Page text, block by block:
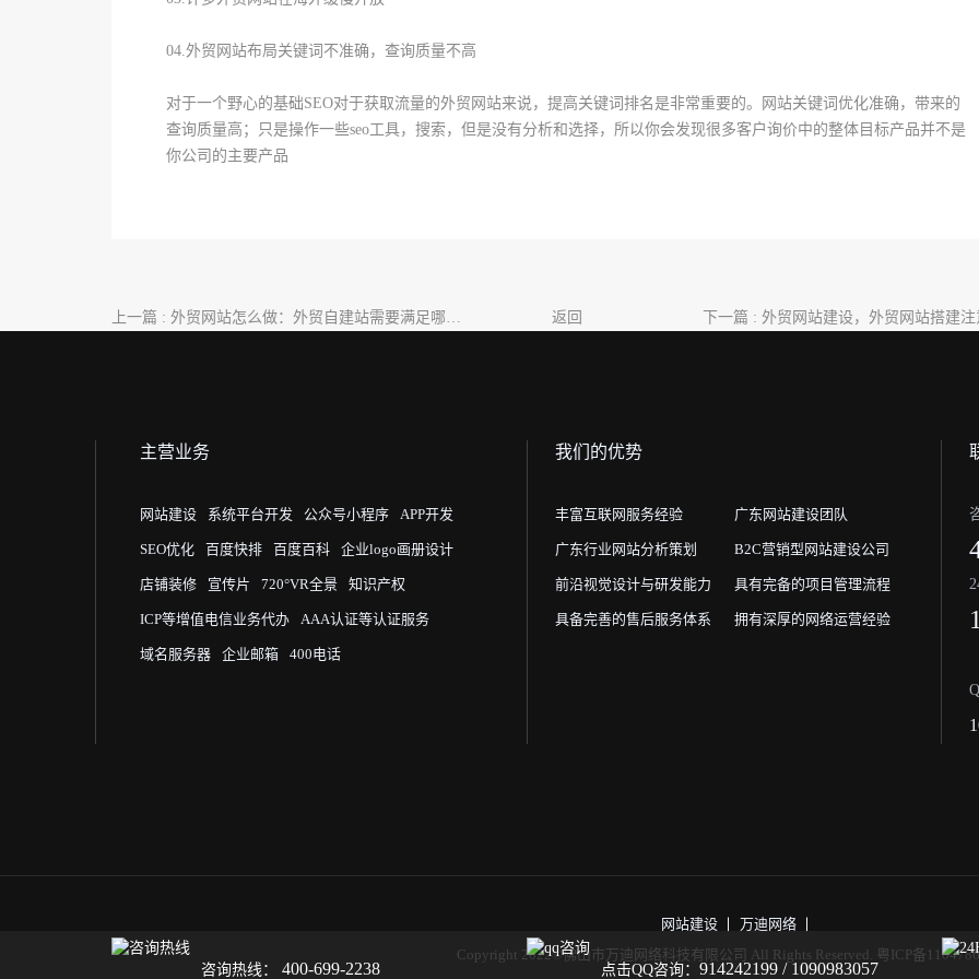
04.外贸网站布局关键词不准确，查询质量不高
对于一个野心的基础SEO对于获取流量的外贸网站来说，提高关键词排名是非常重要的。网站关键词优化准确，带来的
查询质量高；只是操作一些seo工具，搜索，但是没有分析和选择，所以你会发现很多客户询价中的整体目标产品并不是
你公司的主要产品
上一篇 : 外贸网站怎么做：外贸自建站需要满足哪些
返回 下一篇 : 外贸网站建设，外贸网站搭建
主营业务
网站建设 系统平台开发 公众号小程序 APP开发
SEO优化 百度快排 百度百科 企业logo画册设计
店铺装修 宣传片 720°VR全景 知识产权
ICP等增值电信业务代办 AAA认证等认证服务
域名服务器 企业邮箱 400电话
我们的优势
丰富互联网服务经验 广东网站建设团队
广东行业网站分析策划 B2C营销型网站建设公司
前沿视觉设计与研发能力 具有完备的项目管理流程
具备完善的售后服务体系 拥有深厚的网络运营经验
网站建设
万迪网络
Copyright 2022©佛山市万迪网络科技有限公司 All Rights Reserved. 粤ICP备
咨询热线：
400-699-2238 点击QQ咨询： 914242199 / 1090983057